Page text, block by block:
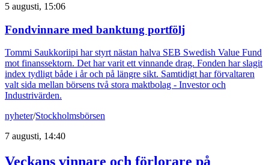
5 augusti, 15:06
Fondvinnare med banktung portfölj
Tommi Saukkoriipi har styrt nästan halva SEB Swedish Value Fund
mot finanssektorn. Det har varit ett vinnande drag. Fonden har slagit
index tydligt både i år och på längre sikt. Samtidigt har förvaltaren
valt sida mellan börsens två stora maktbolag - Investor och
Industrivärden.
nyheter/Stockholmsbörsen
7 augusti, 14:40
Veckans vinnare och förlorare på